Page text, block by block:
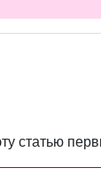
статью